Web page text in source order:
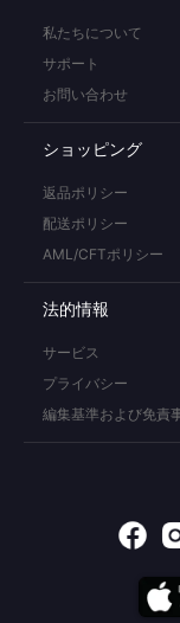
私たちについて
サポート
お問い合わせ
ショッピング
返品ポリシー
配送ポリシー
AML/CFTポリシー
法的情報
サービス
プライバシー
編集基準および免責